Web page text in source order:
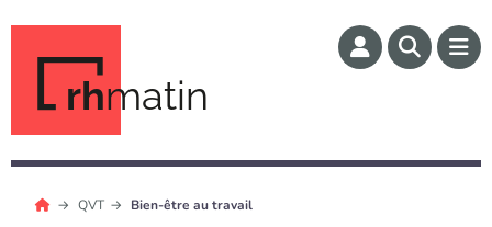
rhmatin
QVT Bien-être au travail